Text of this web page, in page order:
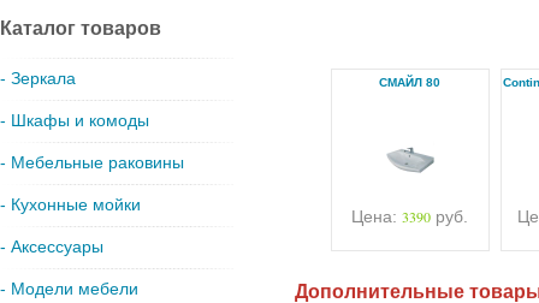
Каталог товаров
- Зеркала
- Шкафы и комоды
- Мебельные раковины
- Кухонные мойки
- Аксессуары
- Модели мебели
СМАЙЛ 80
Цена: 3390 руб.
Дополнительные